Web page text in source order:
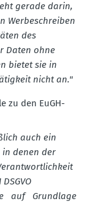
gerade darin,
Werbe­schreiben
des
Daten ohne
bietet sie in
nicht an."
zu den EuGH-
auch ein
in denen der
auf Grundlage